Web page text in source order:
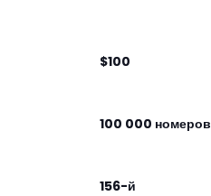
$100
100 000 номеров
156-й